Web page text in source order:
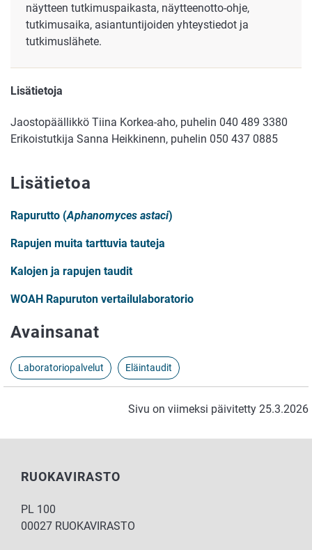
näytteen tutkimuspaikasta, näytteenotto-ohje,
tutkimusaika, asiantuntijoiden yhteystiedot ja
tutkimuslähete.
Lisätietoja
Jaostopäällikkö Tiina Korkea-aho, puhelin 040 489 3380
Erikoistutkija Sanna Heikkinenn, puhelin 050 437 0885
Lisätietoa
Rapurutto (Aphanomyces astaci)
Rapujen muita tarttuvia tauteja
Kalojen ja rapujen taudit
WOAH Rapuruton vertailulaboratorio
Avainsanat
Laboratoriopalvelut Eläintaudit
Sivu on viimeksi päivitetty 25.3.2026
RUOKAVIRASTO
PL 100
00027 RUOKAVIRASTO